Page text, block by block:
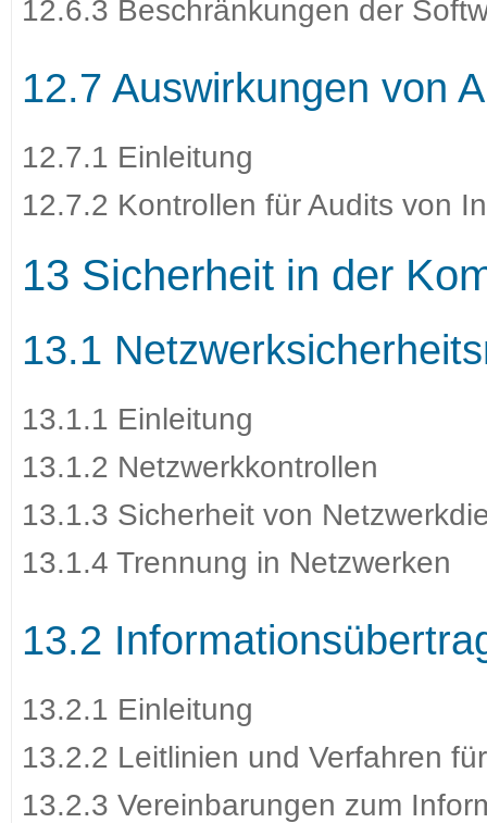
12.6.3 Beschränkungen der
12.7 Auswirkungen von
12.7.1 Einleitung
12.7.2 Kontrollen für Audits von
13 Sicherheit in der
13.1
13.1.1 Einleitung
13.1.2 Netzwerkkontrollen
13.1.3 Sicherheit von
13.1.4 Trennung in Netzwerken
13.2
13.2.1 Einleitung
13.2.2 Leitlinien und Verfahren
13.2.3 Vereinbarungen zum